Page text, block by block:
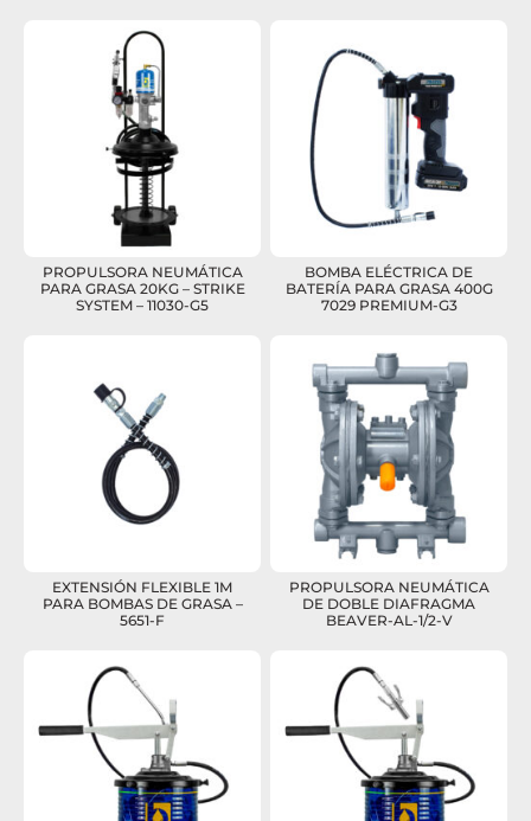
PROPULSORA NEUMÁTICA
PARA GRASA 20KG – STRIKE
SYSTEM – 11030-G5
BOMBA ELÉCTRICA DE
BATERÍA PARA GRASA 400G
7029 PREMIUM-G3
EXTENSIÓN FLEXIBLE 1M
PARA BOMBAS DE GRASA –
5651-F
PROPULSORA NEUMÁTICA
DE DOBLE DIAFRAGMA
BEAVER-AL-1/2-V